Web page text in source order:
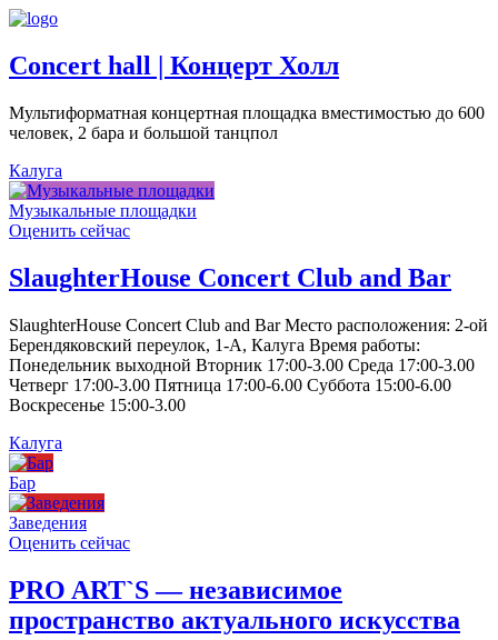
Concert hall | Концерт Холл
Мультиформатная концертная площадка вместимостью до 600
человек, 2 бара и большой танцпол
Калуга
Музыкальные площадки
Оценить сейчас
SlaughterHouse Concert Club and Bar
SlaughterHouse Concert Club and Bar Место расположения: 2-ой
Берендяковский переулок, 1-А, Калуга Время работы:
Понедельник выходной Вторник 17:00-3.00 Среда 17:00-3.00
Четверг 17:00-3.00 Пятница 17:00-6.00 Суббота 15:00-6.00
Воскресенье 15:00-3.00
Калуга
Бар
Заведения
Оценить сейчас
PRO ART`S — независимое
пространство актуального искусства